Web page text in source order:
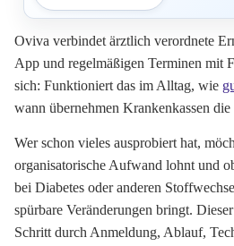
Oviva verbindet ärztlich verordnete
App und regelmäßigen Terminen mit
sich: Funktioniert das im Alltag, wie
wann übernehmen Krankenkassen die
Wer schon vieles ausprobiert hat,
organisatorische Aufwand lohnt und
bei Diabetes oder anderen
spürbare Veränderungen bringt.
Schritt durch Anmeldung, Ablauf,